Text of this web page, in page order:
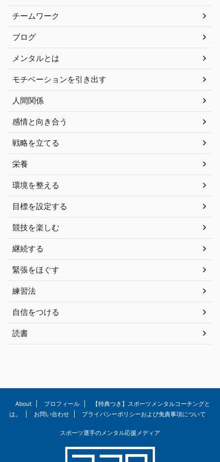
チームワーク
ブログ
メンタルとは
モチベーションを引き出す
人間関係
感情と向き合う
戦略を立てる
栄養
環境を整える
目標を設定する
競技を楽しむ
継続する
緊張をほぐす
練習法
自信をつける
読書
About プロフィール
【特典つき】スポーツメンタルコーチングと
は。
お問い合わせ プライバシーポリシーおよび免責事項について
スポーツ選手のメンタル応援メディア